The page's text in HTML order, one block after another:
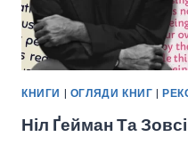
КНИГИ | ОГЛЯДИ КНИГ |
Ніл Ґейман Та